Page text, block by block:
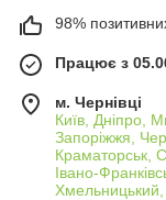
98%
Працює з
м. Чернівці
Київ, Дніпро,
Запоріжжя,
Краматорськ,
Івано-
Хмельницький,